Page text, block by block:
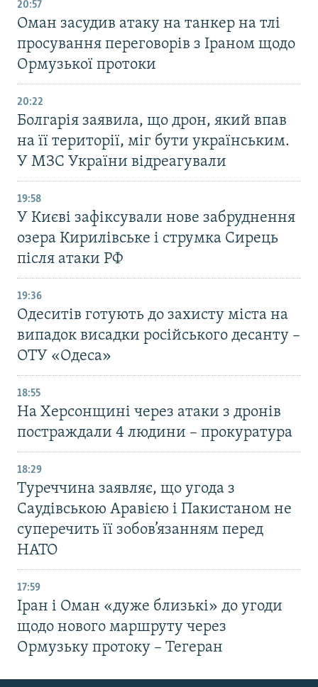
20:57
Оман засудив атаку на танкер на тлі
просування переговорів з Іраном щодо
Ормузької протоки
20:22
Болгарія заявила, що дрон, який впав
на її території, міг бути українським.
У МЗС України відреагували
19:58
У Києві зафіксували нове забруднення
озера Кирилівське і струмка Сирець
після атаки РФ
19:36
Одеситів готують до захисту міста на
випадок висадки російського десанту –
ОТУ «Одеса»
18:55
На Херсонщині через атаки з дронів
постраждали 4 людини – прокуратура
18:29
Туреччина заявляє, що угода з
Саудівською Аравією і Пакистаном не
суперечить її зобов’язанням перед
НАТО
17:59
Іран і Оман «дуже близькі» до угоди
щодо нового маршруту через
Ормузьку протоку – Тегеран